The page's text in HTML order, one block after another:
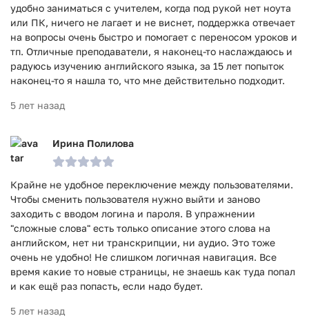
удобно заниматься с учителем, когда под рукой нет ноута
или ПК, ничего не лагает и не виснет, поддержка отвечает
на вопросы очень быстро и помогает с переносом уроков и
тп. Отличные преподаватели, я наконец-то наслаждаюсь и
радуюсь изучению английского языка, за 15 лет попыток
наконец-то я нашла то, что мне действительно подходит.
5 лет назад
Ирина Полилова
Крайне не удобное переключение между пользователями.
Чтобы сменить пользователя нужно выйти и заново
заходить с вводом логина и пароля. В упражнении
"сложные слова" есть только описание этого слова на
английском, нет ни транскрипции, ни аудио. Это тоже
очень не удобно! Не слишком логичная навигация. Все
время какие то новые страницы, не знаешь как туда попал
и как ещё раз попасть, если надо будет.
5 лет назад